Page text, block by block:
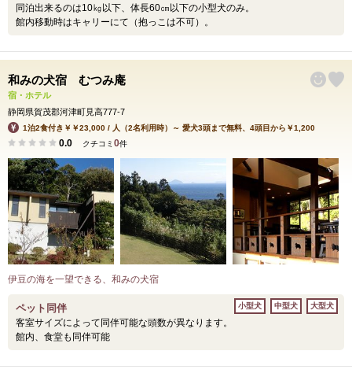
同泊出来るのは10㎏以下、体長60㎝以下の小型犬のみ。
館内移動時はキャリーにて（抱っこは不可）。
和みの犬宿 むつみ庵
宿・ホテル
静岡県賀茂郡河津町見高777-7
1泊2食付き￥￥23,000 / 人（2名利用時）～ 愛犬3頭まで無料、4頭目から￥1,200
0.0 クチコミ 0件
伊豆の海を一望できる、和みの犬宿
ペット同伴
客室サイズによって同伴可能な頭数が異なります。
館内、食堂も同伴可能
小型犬 中型犬 大型犬